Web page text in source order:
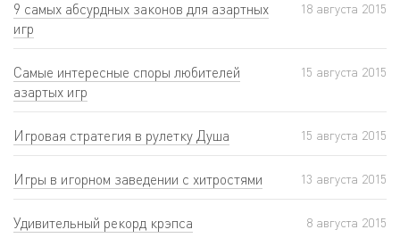
9 самых абсурдных законов для азартных
игр
18 августа 2015
Самые интересные споры любителей
азартых игр
15 августа 2015
Игровая стратегия в рулетку Душа 15 августа 2015
Игры в игорном заведении с хитростями 13 августа 2015
Удивительный рекорд крэпса 8 августа 2015